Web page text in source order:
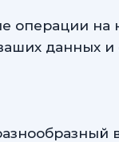
операции
данных и